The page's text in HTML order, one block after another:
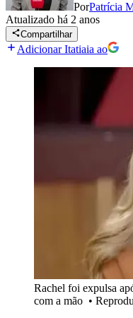
PorPatrícia
Atualizado há 2 anos
Compartilhar
Adicionar Itatiaia ao
Rachel foi expulsa
com a mão •